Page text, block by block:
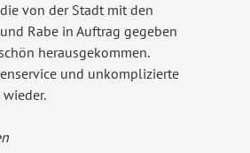
von der Stadt mit den
Rabe in Auftrag gegeben
herausgekommen.
und unkomplizierte